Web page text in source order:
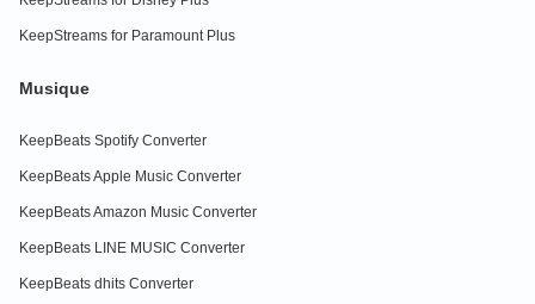
KeepStreams for Paramount Plus
Musique
KeepBeats Spotify Converter
KeepBeats Apple Music Converter
KeepBeats Amazon Music Converter
KeepBeats LINE MUSIC Converter
KeepBeats dhits Converter